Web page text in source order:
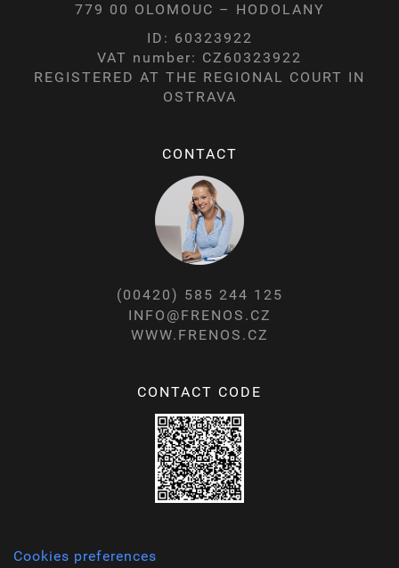
779 00 OLOMOUC – HODOLANY
ID: 60323922
VAT number: CZ60323922
REGISTERED AT THE REGIONAL COURT IN
OSTRAVA
CONTACT
(00420) 585 244 125
INFO@FRENOS.CZ
WWW.FRENOS.CZ
CONTACT CODE
Cookies preferences